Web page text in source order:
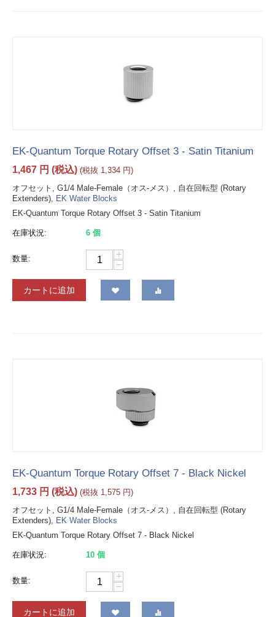
EK-Quantum Torque Rotary Offset 3 - Satin Titanium
1,467 円 (税込) (税抜 1,334 円)
オフセット, G1/4 Male-Female（オス-メス）, 自在回転型 (Rotary
Extenders), EK Water Blocks
EK-Quantum Torque Rotary Offset 3 - Satin Titanium
在庫状況: 6 個
数量:
+
−
カートに追加
EK-Quantum Torque Rotary Offset 7 - Black Nickel
1,733 円 (税込) (税抜 1,575 円)
オフセット, G1/4 Male-Female（オス-メス）, 自在回転型 (Rotary
Extenders), EK Water Blocks
EK-Quantum Torque Rotary Offset 7 - Black Nickel
在庫状況: 10 個
数量:
+
−
カートに追加